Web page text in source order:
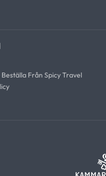
Från Spicy Travel